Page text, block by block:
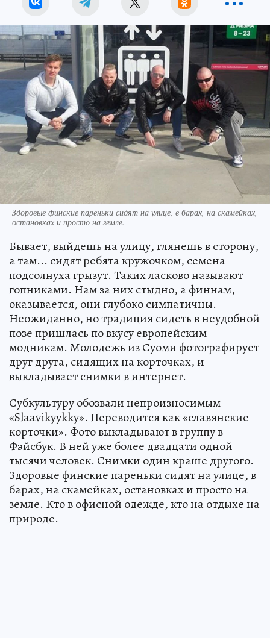
Здоровые финские пареньки сидят на улице, в барах, на скамейках,
остановках и просто на земле.
Бывает, выйдешь на улицу, глянешь в сторону,
а там... сидят ребята кружочком, семена
подсолнуха грызут. Таких ласково называют
гопниками. Нам за них стыдно, а финнам,
оказывается, они глубоко симпатичны.
Неожиданно, но традиция сидеть в неудобной
позе пришлась по вкусу европейским
модникам. Молодежь из Суоми фотографирует
друг друга, сидящих на корточках, и
выкладывает снимки в интернет.
Субкультуру обозвали непроизносимым
«Slaavikyykky». Переводится как «славянские
корточки». Фото выкладывают в группу в
Фэйсбук. В ней уже более двадцати одной
тысячи человек. Снимки один краше другого.
Здоровые финские пареньки сидят на улице, в
барах, на скамейках, остановках и просто на
земле. Кто в офисной одежде, кто на отдыхе на
природе.